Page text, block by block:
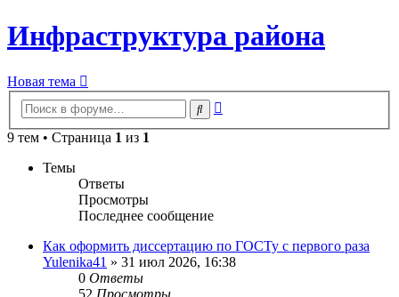
Инфраструктура района
Новая тема
Поиск
9 тем • Страница 1 из 1
Темы
Ответы
Просмотры
Последнее сообщение
Как оформить диссертацию по ГОСТу с первого раза
Yulenika41 » 31 июл 2026, 16:38
0 Ответы
52 Просмотры